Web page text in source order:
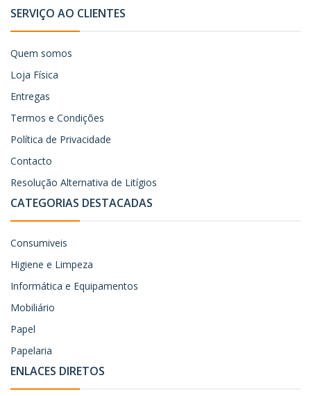
SERVIÇO AO CLIENTES
Quem somos
Loja Física
Entregas
Termos e Condições
Política de Privacidade
Contacto
Resolução Alternativa de Litígios
CATEGORIAS DESTACADAS
Consumiveis
Higiene e Limpeza
Informática e Equipamentos
Mobiliário
Papel
Papelaria
ENLACES DIRETOS